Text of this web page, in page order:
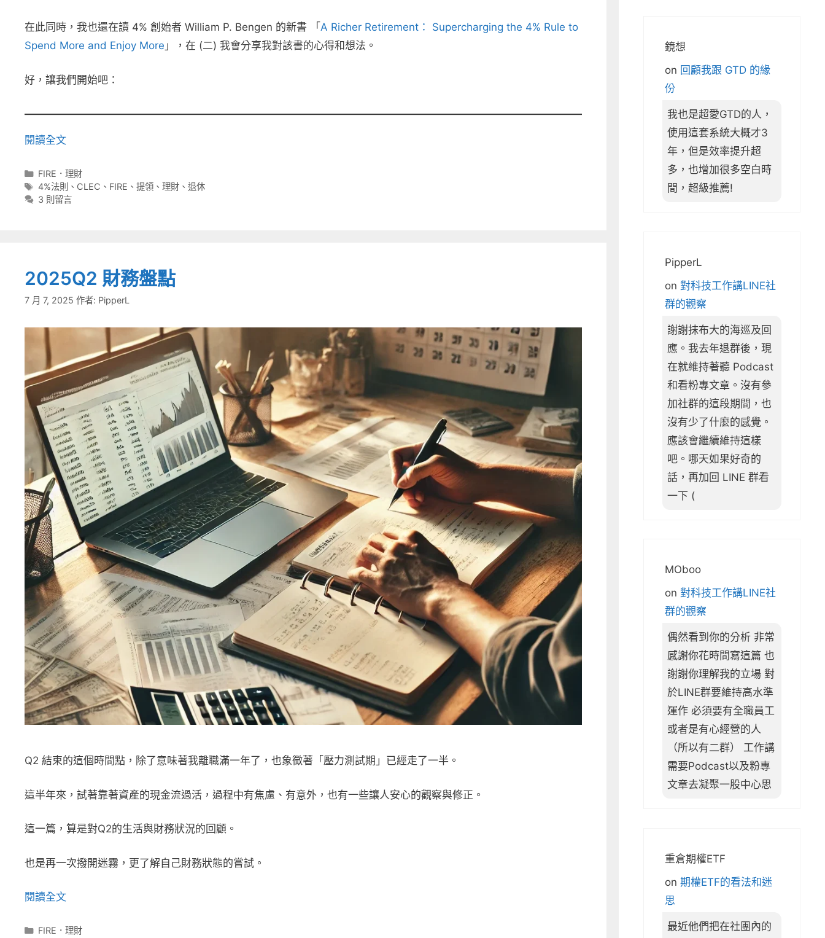
在此同時，我也還在讀 4% 創始者 William P. Bengen 的新書 「 A Richer Retirement： Supercharging the 4% Rule to
Spend More and Enjoy More 」，在 (二) 我會分享我對該書的心得和想法。
好，讓我們開始吧：
閱讀全文
分
類
FIRE．理財
標
籤
4%法則 、 CLEC 、 FIRE 、 提領、 理財、 退休
3 則留言
2025Q2 財務盤點
7 月 7, 2025 作者: PipperL
Q2 結束的這個時間點，除了意味著我離職滿一年了，也象徵著「壓力測試期」已經走了一半。
這半年來，試著靠著資產的現金流過活，過程中有焦慮、有意外，也有一些讓人安心的觀察與修正。
這一篇，算是對Q2的生活與財務狀況的回顧。
也是再一次撥開迷霧，更了解自己財務狀態的嘗試。
閱讀全文
分
FIRE．理財
鏡想
on 回顧我跟 GTD 的緣
份
我也是超愛GTD的人，
使用這套系統大概才3
年，但是效率提升超
多，也增加很多空白時
間，超級推薦!
PipperL
on 對科技工作講LINE社
群的觀察
謝謝抹布大的海巡及回
應。我去年退群後，現
在就維持著聽 Podcast
和看粉專文章。沒有參
加社群的這段期間，也
沒有少了什麼的感覺。
應該會繼續維持這樣
吧。哪天如果好奇的
話，再加回 LINE 群看
一下 (
MOboo
on 對科技工作講LINE社
群的觀察
偶然看到你的分析 非常
感謝你花時間寫這篇 也
謝謝你理解我的立場 對
於LINE群要維持高水準
運作 必須要有全職員工
或者是有心經營的人
（所以有二群） 工作講
需要Podcast以及粉專
文章去凝聚一股中心思
重倉期權ETF
on 期權ETF的看法和迷
思
最近他們把在社團內的